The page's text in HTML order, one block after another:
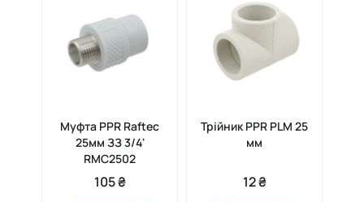
Муфта PPR Raftec
25мм ЗЗ 3/4'
RMC2502
105 ₴
Трійник PPR PLM 25
мм
12 ₴